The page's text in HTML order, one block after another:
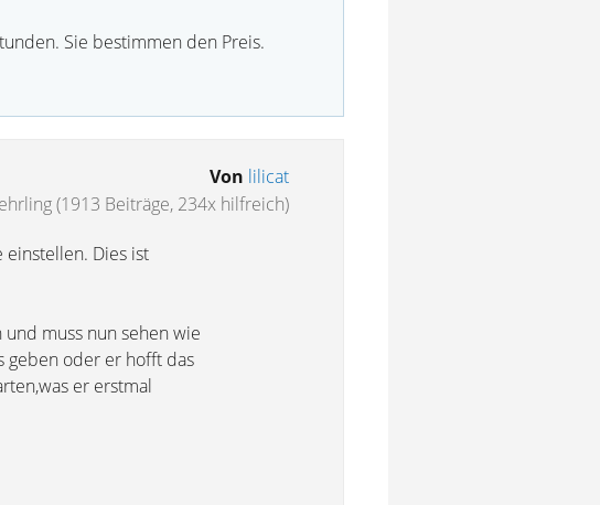
Sie bestimmen den Preis.
Von lilicat
(1913 Beiträge, 234x hilfreich)
einstellen. Dies ist
muss nun sehen wie
geben oder er hofft das
er erstmal